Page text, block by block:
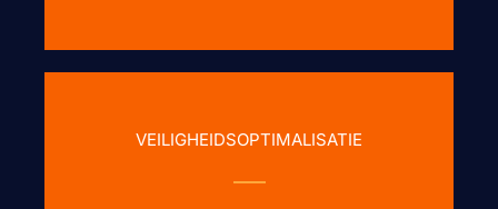
VEILIGHEIDSOPTIMALISATIE